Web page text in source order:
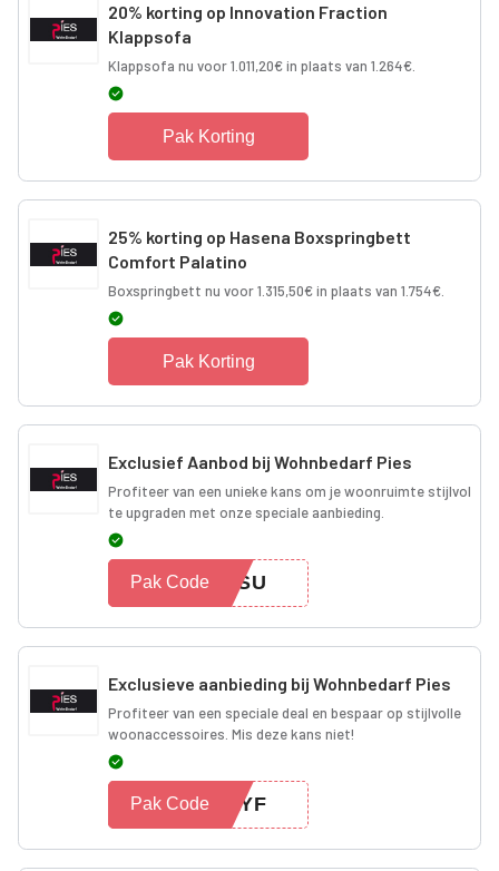
20% korting op Innovation Fraction
Klappsofa
Klappsofa nu voor 1.011,20€ in plaats van 1.264€.
Pak Korting
25% korting op Hasena Boxspringbett
Comfort Palatino
Boxspringbett nu voor 1.315,50€ in plaats van 1.754€.
Pak Korting
Exclusief Aanbod bij Wohnbedarf Pies
Profiteer van een unieke kans om je woonruimte stijlvol
te upgraden met onze speciale aanbieding.
RESU
Pak Code
Exclusieve aanbieding bij Wohnbedarf Pies
Profiteer van een speciale deal en bespaar op stijlvolle
woonaccessoires. Mis deze kans niet!
RAYF
Pak Code